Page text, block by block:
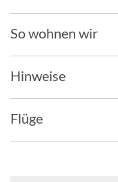
So wohnen wir
Hinweise
Flüge